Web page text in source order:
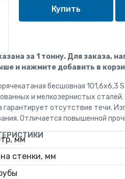
за 1 тонну. Для заказа,
и нажмите добавить в
бесшовная
и мелкозернистых
гарантирует отсутствие течи.
Отличается повышенной
мм
стенки, мм